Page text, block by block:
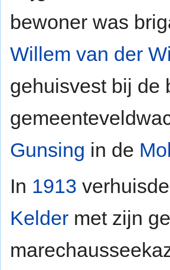
bewoner was
Willem van der
gehuisvest bij de
Gunsing in de
In 1913
Kelder met zijn